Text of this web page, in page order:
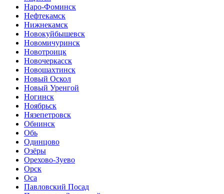
Наро-Фоминск
Нефтекамск
Нижнекамск
Новокуйбышевск
Новомичуринск
Новотроицк
Новочеркасск
Новошахтинск
Новый Оскол
Новый Уренгой
Ногинск
Ноябрьск
Нязепетровск
Обнинск
Обь
Одинцово
Озёры
Орехово-Зуево
Орск
Оса
Павловский Посад